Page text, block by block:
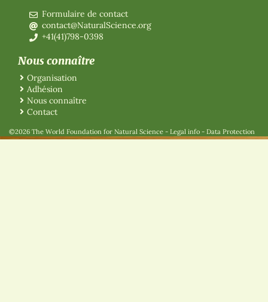
Formulaire de contact
contact@NaturalScience.org
+41(41)798-0398
Nous connaître
Organisation
Adhésion
Nous connaître
Contact
©2026 The World Foundation for Natural Science - Legal info - Data Protection